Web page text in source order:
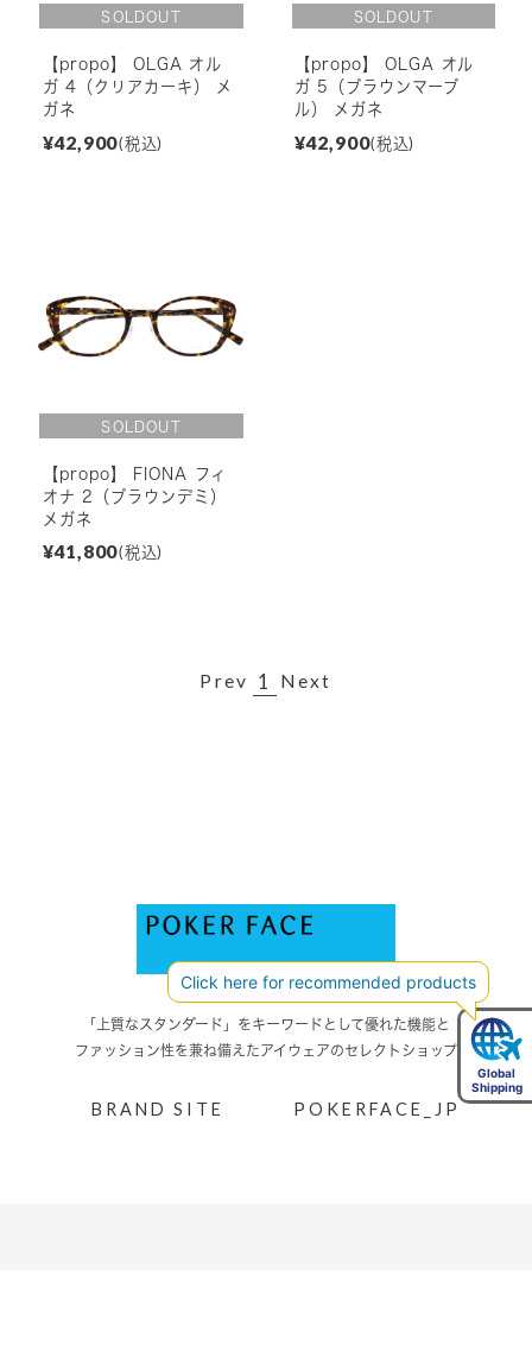
【propo】 OLGA オル
ガ 4（クリアカーキ） メ
ガネ
¥42,900(税込)
【propo】 OLGA オル
ガ 5（ブラウンマーブ
ル） メガネ
¥42,900(税込)
【propo】 FIONA フィ
オナ 2（ブラウンデミ）
メガネ
¥41,800(税込)
Prev 1 Next
「上質なスタンダード」をキーワードとして優れた機能と
ファッション性を兼ね備えたアイウェアのセレクトショップ
BRAND SITE POKERFACE_JP